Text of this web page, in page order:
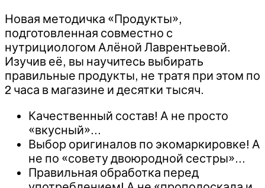
Новая методичка «Продукты»,
подготовленная совместно с
нутрициологом Алёной Лаврентьевой.
Изучив её, вы научитесь выбирать
правильные продукты, не тратя при этом по
2 часа в магазине и десятки тысяч.
Качественный состав! А не просто
«вкусный»…
Выбор оригиналов по экомаркировке! А
не по «совету двоюродной сестры»…
Правильная обработка перед